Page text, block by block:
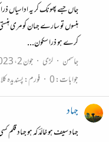
جاں جسے پھونک کر یہ اداسیاں
ہنسوں تو سارے جہان کو مری
کرے ہو ذرا سکون...
جاسمن
لڑی جون 2، 2023
جوابات: 0 فورم:پسندیدہ
جہاد
جہاد سیف ہو خالدؔ کہ ہو جہاد